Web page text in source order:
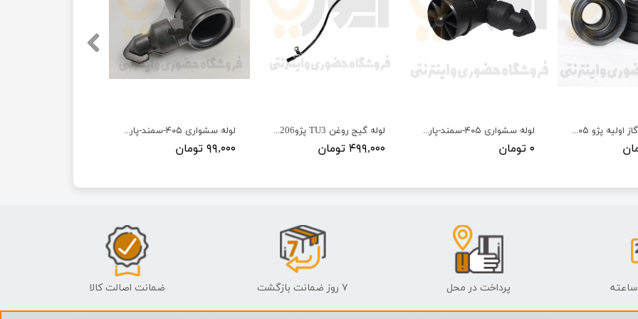
لوله سشواری ۴۰۵-سمند-پارس - ISACO - ایساکو آبی-گارانتی پلاس
۹۹,۰۰۰ تومان
لوله گیج روغن TU3 پژو206 - ISACO - ایساکو-گارانتی پلاس
۴۹۹,۰۰۰ تومان
لوله سشواری ۴۰۵-سمند-پارس - ISACO - تولیدی و صنعتی مهر آریا پلیمر پارس
۰ تومان
میکسر لوله گاز اولیه پژو ۴۰۵ ، سمند ، پارس ( موتور های XU7 )
پرداخت در محل ۷ روز ضمانت بازگشت ضمانت اصالت کالا